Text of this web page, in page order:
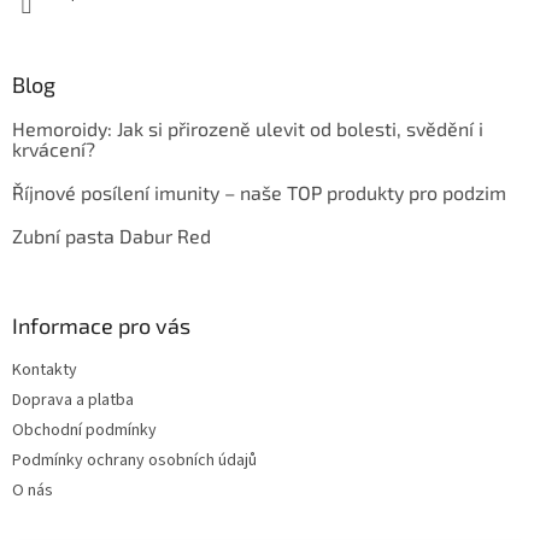
Blog
Hemoroidy: Jak si přirozeně ulevit od bolesti, svědění i
krvácení?
Říjnové posílení imunity – naše TOP produkty pro podzim
Zubní pasta Dabur Red
Informace pro vás
Kontakty
Doprava a platba
Obchodní podmínky
Podmínky ochrany osobních údajů
O nás